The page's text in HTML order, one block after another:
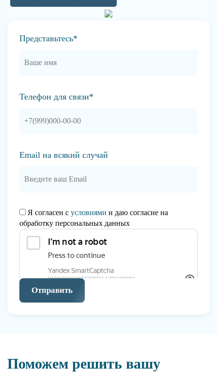
Представьтесь*
Телефон для связи*
Email на всякий случай
Я согласен с условиями и даю согласие на
обработку персональных данных
Отправить
Поможем решить вашу